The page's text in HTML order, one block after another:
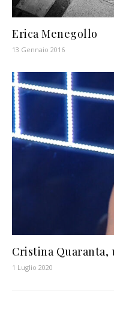
Erica Menegollo
13 Gennaio 2016
Cristina
1 Luglio 2020